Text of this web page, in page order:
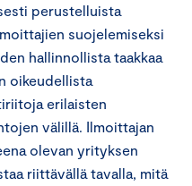
perustelluista
suojelemiseksi
hallinnollista taakkaa
oikeudellista
erilaisten
välillä. Ilmoittajan
olevan yrityksen
riittävällä tavalla, mitä